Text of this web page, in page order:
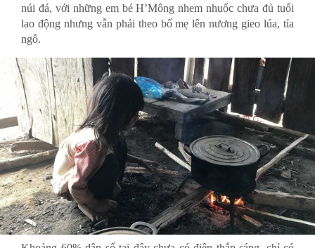
núi đá, với những em bé H’Mông nhem nhuốc chưa đủ tuổi
lao động nhưng vẫn phải theo bố mẹ lên nương gieo lúa, tỉa
ngô.